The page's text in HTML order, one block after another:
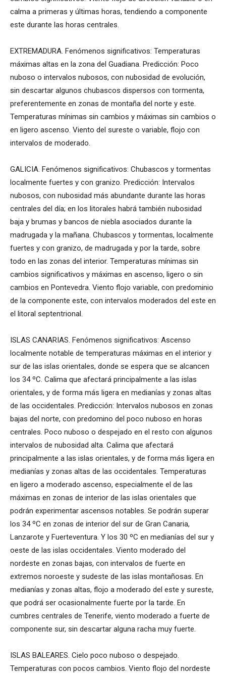
calma a primeras y últimas horas, tendiendo a componente
este durante las horas centrales.
EXTREMADURA. Fenómenos significativos: Temperaturas
máximas altas en la zona del Guadiana. Predicción: Poco
nuboso o intervalos nubosos, con nubosidad de evolución,
sin descartar algunos chubascos dispersos con tormenta,
preferentemente en zonas de montaña del norte y este.
Temperaturas mínimas sin cambios y máximas sin cambios o
en ligero ascenso. Viento del sureste o variable, flojo con
intervalos de moderado.
GALICIA. Fenómenos significativos: Chubascos y tormentas
localmente fuertes y con granizo. Predicción: Intervalos
nubosos, con nubosidad más abundante durante las horas
centrales del día; en los litorales habrá también nubosidad
baja y brumas y bancos de niebla asociados durante la
madrugada y la mañana. Chubascos y tormentas, localmente
fuertes y con granizo, de madrugada y por la tarde, sobre
todo en las zonas del interior. Temperaturas mínimas sin
cambios significativos y máximas en ascenso, ligero o sin
cambios en Pontevedra. Viento flojo variable, con predominio
de la componente este, con intervalos moderados del este en
el litoral septentrional.
ISLAS CANARIAS. Fenómenos significativos: Ascenso
localmente notable de temperaturas máximas en el interior y
sur de las islas orientales, donde se espera que se alcancen
los 34 ºC. Calima que afectará principalmente a las islas
orientales, y de forma más ligera en medianías y zonas altas
de las occidentales. Predicción: Intervalos nubosos en zonas
bajas del norte, con predomino del poco nuboso en horas
centrales. Poco nuboso o despejado en el resto con algunos
intervalos de nubosidad alta. Calima que afectará
principalmente a las islas orientales, y de forma más ligera en
medianías y zonas altas de las occidentales. Temperaturas
en ligero a moderado ascenso, especialmente el de las
máximas en zonas de interior de las islas orientales que
podrán experimentar ascensos notables. Se podrán superar
los 34 ºC en zonas de interior del sur de Gran Canaria,
Lanzarote y Fuerteventura. Y los 30 ºC en medianías del sur y
oeste de las islas occidentales. Viento moderado del
nordeste en zonas bajas, con intervalos de fuerte en
extremos noroeste y sudeste de las islas montañosas. En
medianías y zonas altas, flojo a moderado del este y sureste,
que podrá ser ocasionalmente fuerte por la tarde. En
cumbres centrales de Tenerife, viento moderado a fuerte de
componente sur, sin descartar alguna racha muy fuerte.
ISLAS BALEARES. Cielo poco nuboso o despejado.
Temperaturas con pocos cambios. Viento flojo del nordeste